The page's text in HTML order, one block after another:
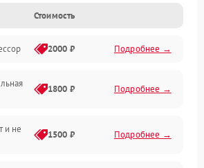
Стоимость
2000 ₽ Подробнее →
1800 ₽ Подробнее →
и не
1500 ₽ Подробнее →